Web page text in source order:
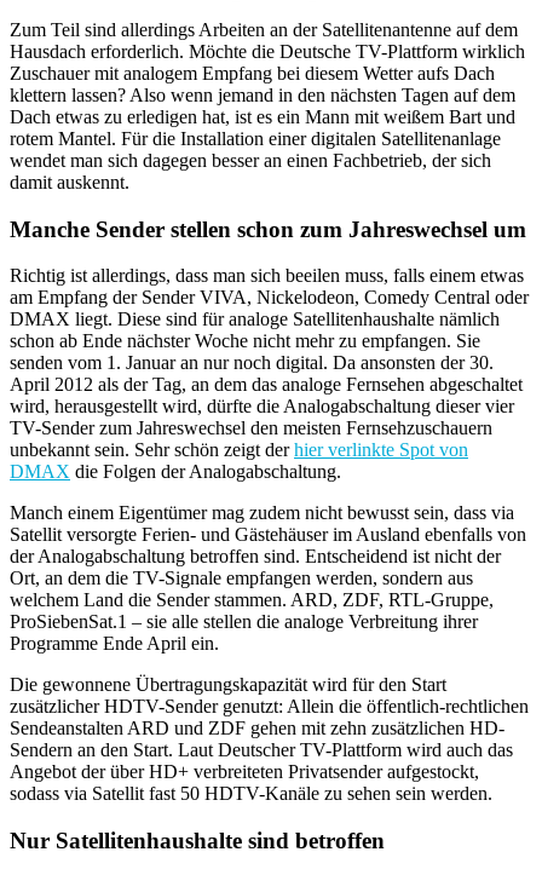
Zum Teil sind allerdings Arbeiten an der Satellitenantenne auf dem
Hausdach erforderlich. Möchte die Deutsche TV-Plattform wirklich
Zuschauer mit analogem Empfang bei diesem Wetter aufs Dach
klettern lassen? Also wenn jemand in den nächsten Tagen auf dem
Dach etwas zu erledigen hat, ist es ein Mann mit weißem Bart und
rotem Mantel. Für die Installation einer digitalen Satellitenanlage
wendet man sich dagegen besser an einen Fachbetrieb, der sich
damit auskennt.
Manche Sender stellen schon zum Jahreswechsel um
Richtig ist allerdings, dass man sich beeilen muss, falls einem etwas
am Empfang der Sender VIVA, Nickelodeon, Comedy Central oder
DMAX liegt. Diese sind für analoge Satellitenhaushalte nämlich
schon ab Ende nächster Woche nicht mehr zu empfangen. Sie
senden vom 1. Januar an nur noch digital. Da ansonsten der 30.
April 2012 als der Tag, an dem das analoge Fernsehen abgeschaltet
wird, herausgestellt wird, dürfte die Analogabschaltung dieser vier
TV-Sender zum Jahreswechsel den meisten Fernsehzuschauern
unbekannt sein. Sehr schön zeigt derhier verlinkte Spot von
DMAX die Folgen der Analogabschaltung.
Manch einem Eigentümer mag zudem nicht bewusst sein, dass via
Satellit versorgte Ferien- und Gästehäuser im Ausland ebenfalls von
der Analogabschaltung betroffen sind. Entscheidend ist nicht der
Ort, an dem die TV-Signale empfangen werden, sondern aus
welchem Land die Sender stammen. ARD, ZDF, RTL-Gruppe,
ProSiebenSat.1 – sie alle stellen die analoge Verbreitung ihrer
Programme Ende April ein.
Die gewonnene Übertragungskapazität wird für den Start
zusätzlicher HDTV-Sender genutzt: Allein die öffentlich-rechtlichen
Sendeanstalten ARD und ZDF gehen mit zehn zusätzlichen HD-
Sendern an den Start. Laut Deutscher TV-Plattform wird auch das
Angebot der über HD+ verbreiteten Privatsender aufgestockt,
sodass via Satellit fast 50 HDTV-Kanäle zu sehen sein werden.
Nur Satellitenhaushalte sind betroffen